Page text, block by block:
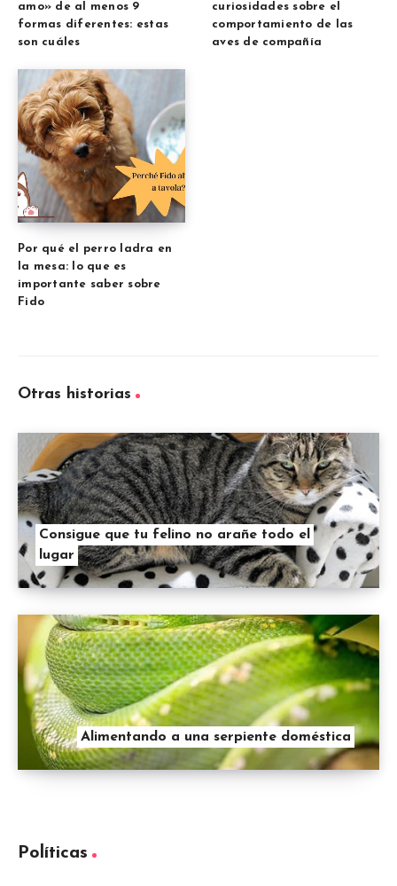
amo» de al menos 9
formas diferentes: estas
son cuáles
curiosidades sobre el
comportamiento de las
aves de compañía
Por qué el perro ladra en
la mesa: lo que es
importante saber sobre
Fido
Otras historias
Consigue que tu felino no arañe todo el
lugar
Alimentando a una serpiente doméstica
Políticas